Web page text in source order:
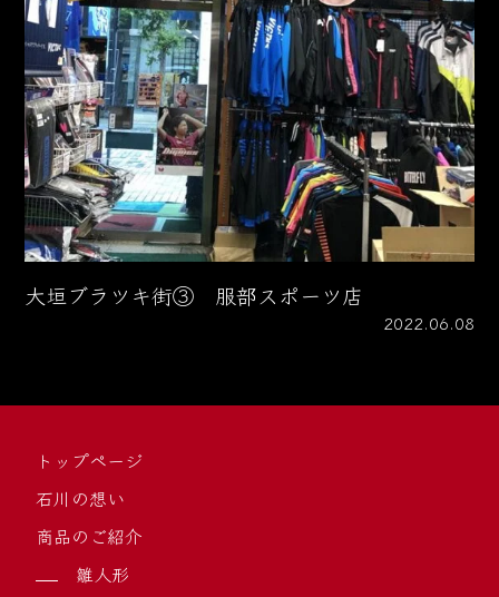
大垣ブラツキ街③ 服部スポーツ店
2022.06.08
トップページ
石川の想い
商品のご紹介
雛人形